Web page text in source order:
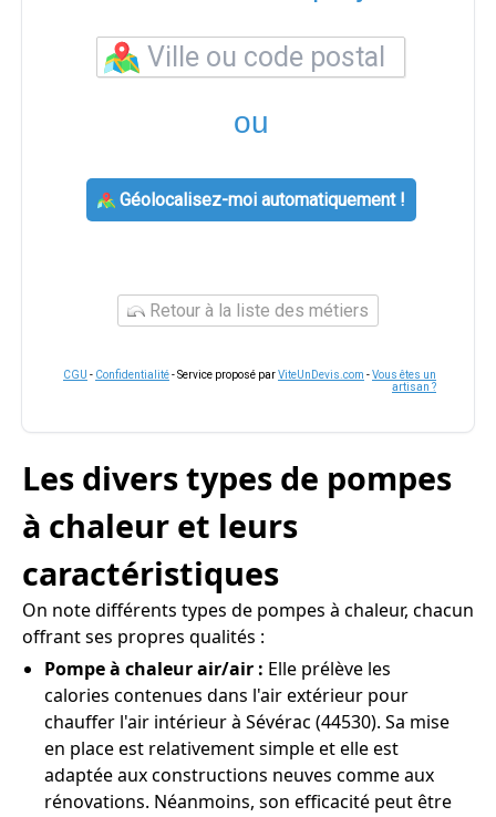
ou
Géolocalisez-moi automatiquement !
Retour à la liste des métiers
CGU - Confidentialité- Service proposé parViteUnDevis.com -Vous êtes un
artisan ?
Les divers types de pompes
à chaleur et leurs
caractéristiques
On note différents types de pompes à chaleur, chacun
offrant ses propres qualités :
Pompe à chaleur air/air : Elle prélève les
calories contenues dans l'air extérieur pour
chauffer l'air intérieur à Sévérac (44530). Sa mise
en place est relativement simple et elle est
adaptée aux constructions neuves comme aux
rénovations. Néanmoins, son efficacité peut être